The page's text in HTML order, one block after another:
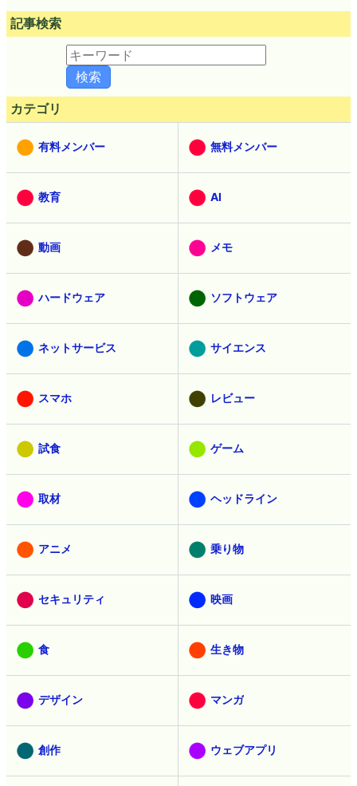
記事検索
カテゴリ
有料メンバー 無料メンバー
教育 AI
動画 メモ
ハードウェア ソフトウェア
ネットサービス サイエンス
スマホ レビュー
試食 ゲーム
取材 ヘッドライン
アニメ 乗り物
セキュリティ 映画
食 生き物
デザイン マンガ
創作 ウェブアプリ